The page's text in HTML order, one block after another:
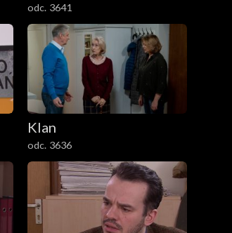
odc. 3641
Klan
odc. 3636